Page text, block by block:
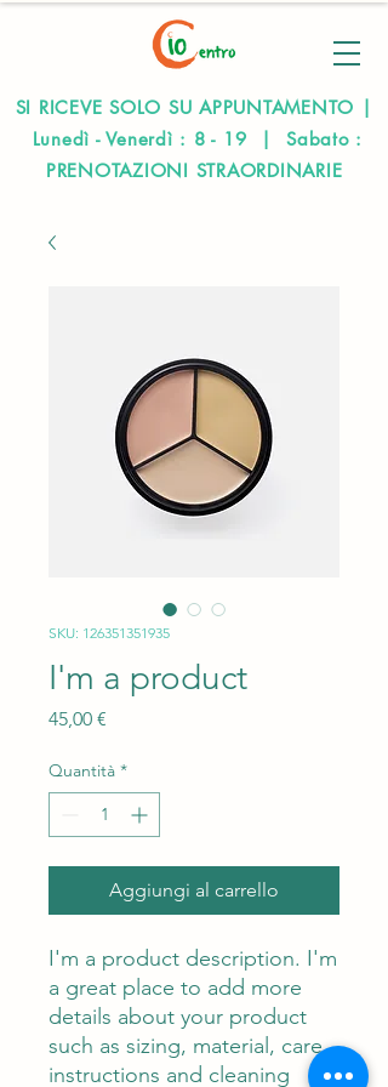
SI RICEVE SOLO SU APPUNTAMENTO |
Lunedì - Venerdì : 8 - 19 | Sabato :
PRENOTAZIONI STRAORDINARIE
SKU: 126351351935
I'm a product
45,00 €
Quantità *
Aggiungi al carrello
I'm a product description. I'm
a great place to add more
details about your product
such as sizing, material, care
instructions and cleaning